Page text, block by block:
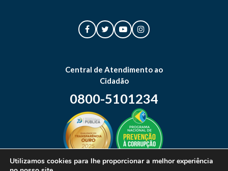
Central de Atendimento ao
Cidadão
0800-5101234
Utilizamos cookies para lhe proporcionar a melhor experiência